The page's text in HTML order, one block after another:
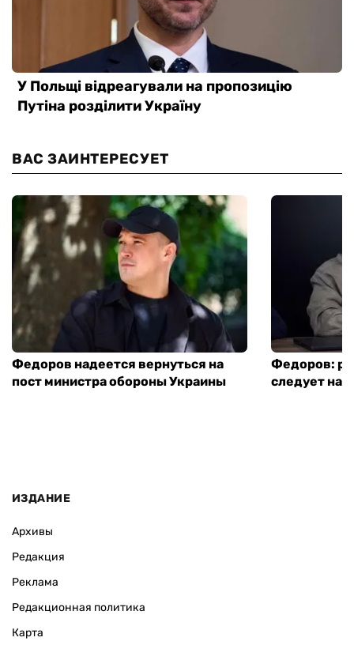
ВАС ЗАИНТЕРЕСУЕТ
Федоров надеется вернуться на
пост министра обороны Украины
Федоров:
следует
ИЗДАНИЕ
Архивы
Редакция
Реклама
Редакционная политика
Карта